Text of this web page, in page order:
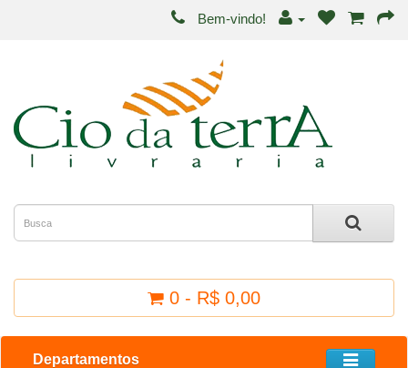
Bem-vindo!
0 - R$ 0,00
Departamentos